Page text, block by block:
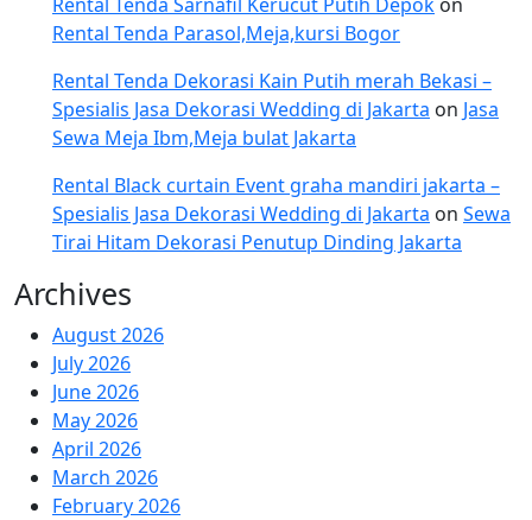
Rental Tenda Parasol,Meja,kursi Bogor
Rental Tenda Dekorasi Kain Putih merah Bekasi –
Spesialis Jasa Dekorasi Wedding di Jakarta on Jasa
Sewa Meja Ibm,Meja bulat Jakarta
Rental Black curtain Event graha mandiri jakarta –
Spesialis Jasa Dekorasi Wedding di Jakarta on Sewa
Tirai Hitam Dekorasi Penutup Dinding Jakarta
Archives
August 2026
July 2026
June 2026
May 2026
April 2026
March 2026
February 2026